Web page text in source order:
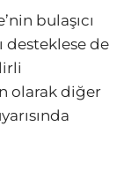
bulaşıcı
desteklese de
olarak diğer